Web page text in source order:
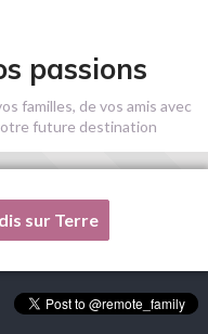
passions
familles, de vos amis avec
future destination
ici, s'il vous plaît, aidez-
sur Terre